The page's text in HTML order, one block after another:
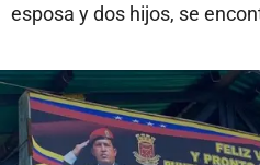
esposa y dos hijos, se